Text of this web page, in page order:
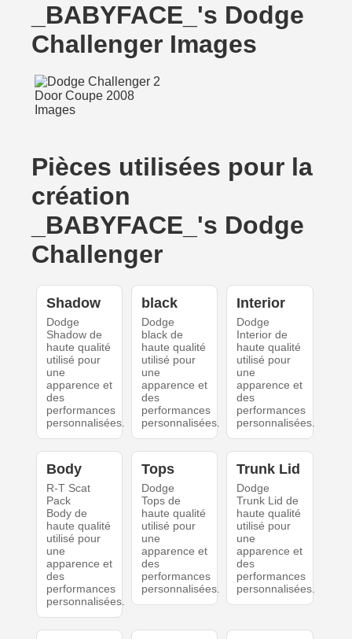
_BABYFACE_'s Dodge
Challenger Images
Pièces utilisées pour la
création
_BABYFACE_'s Dodge
Challenger
Shadow
Dodge
Shadow de
haute qualité
utilisé pour
une
apparence et
des
performances
personnalisées.
black
Dodge
black de
haute qualité
utilisé pour
une
apparence et
des
performances
personnalisées.
Interior
Dodge
Interior de
haute qualité
utilisé pour
une
apparence et
des
performances
personnalisées.
Body
R-T Scat
Pack
Body de
haute qualité
utilisé pour
une
apparence et
des
performances
personnalisées.
Tops
Dodge
Tops de
haute qualité
utilisé pour
une
apparence et
des
performances
personnalisées.
Trunk Lid
Dodge
Trunk Lid de
haute qualité
utilisé pour
une
apparence et
des
performances
personnalisées.